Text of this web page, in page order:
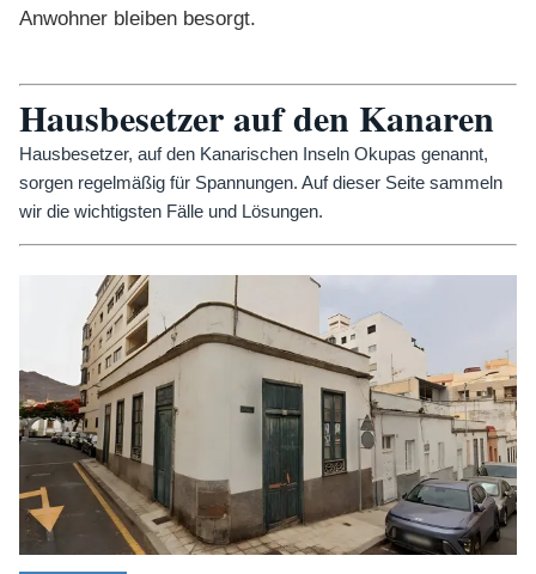
Anwohner bleiben besorgt.
Hausbesetzer auf den Kanaren
Hausbesetzer, auf den Kanarischen Inseln Okupas genannt,
sorgen regelmäßig für Spannungen. Auf dieser Seite sammeln
wir die wichtigsten Fälle und Lösungen.